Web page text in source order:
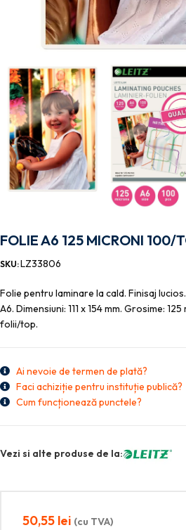
FOLIE A6 125 MICRONI 100/
SKU:LZ33806
Folie pentru laminare la cald. Finisaj
A6. Dimensiuni: 111 x 154 mm. Grosime:
folii/top.
Ai nevoie de termen de plată?
Faci achiziție pentru instituție publică?
Cum funcționează punctele?
Vezi si alte produse de la:
50,55 lei (cu TVA)